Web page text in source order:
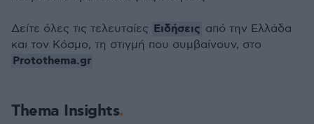
Thema Insights
Δείτε όλες τις τελευταίες Ειδήσεις από την Ελλάδα
και τον Κόσμο, τη στιγμή που συμβαίνουν, στο
Protothema.gr